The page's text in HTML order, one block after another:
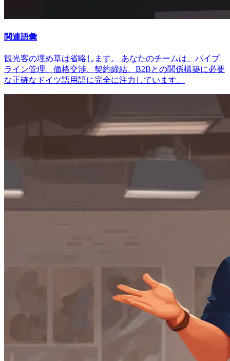
関連語彙
観光客の埋め草は省略します。 あなたのチームは、パイプ
ライン管理、価格交渉、契約締結、B2Bとの関係構築に必要
な正確なドイツ語用語に完全に注力しています。